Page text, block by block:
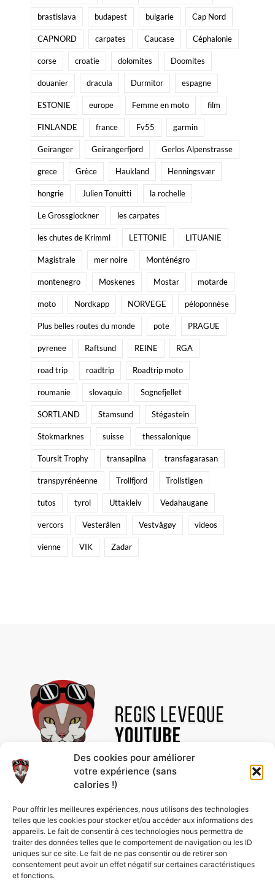
Des cookies pour améliorer
votre expérience (sans
calories !)
Pour offrir les meilleures expériences, nous utilisons des technologies
telles que les cookies pour stocker et/ou accéder aux informations des
appareils. Le fait de consentir à ces technologies nous permettra de
traiter des données telles que le comportement de navigation ou les ID
uniques sur ce site. Le fait de ne pas consentir ou de retirer son
consentement peut avoir un effet négatif sur certaines caractéristiques
et fonctions.
brastislava budapest bulgarie Cap Nord
CAPNORD carpates Caucase Céphalonie
corse croatie dolomites Doomites
douanier dracula Durmitor espagne
ESTONIE europe Femme en moto film
FINLANDE france Fv55 garmin
Geiranger Geirangerfjord Gerlos Alpenstrasse
grece Grèce Haukland Henningsvær
hongrie Julien Tonuitti la rochelle
Le Grossglockner les carpates
les chutes de Krimml LETTONIE LITUANIE
Magistrale mer noire Monténégro
montenegro Moskenes Mostar motarde
moto Nordkapp NORVEGE péloponnèse
Plus belles routes du monde pote PRAGUE
pyrenee Raftsund REINE RGA
road trip roadtrip Roadtrip moto
roumanie slovaquie Sognefjellet
SORTLAND Stamsund Stégastein
Stokmarknes suisse thessalonique
Toursit Trophy transapilna transfagarasan
transpyrénéenne Trollfjord Trollstigen
tutos tyrol Uttakleiv Vedahaugane
vercors Vesterålen Vestvågøy videos
vienne VIK Zadar
passionnants, rien que pour toi ! Abonne-toi à la
chaîne pour ne rien rater et profiter de nos
nouveautés en avant-première.